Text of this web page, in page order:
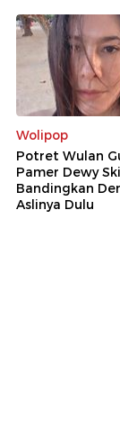
Wolipop
Potret Wulan
Pamer Dewy
Bandingkan
Aslinya Dulu